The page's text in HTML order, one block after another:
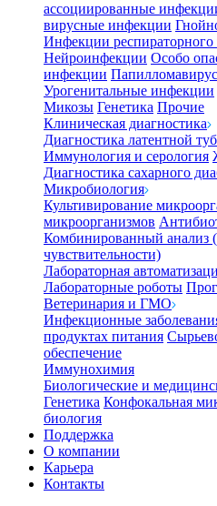
ассоциированные
вирусные инфекции
Инфекции респираторного
Нейроинфекции Особо
инфекции
Урогенитальные инфекции
Микозы Генетика Прочие
Клиническая диагностика
Диагностика латентной
Иммунология и серология
Диагностика сахарного
Микробиология
Культивирование
микроорганизмов
Комбинированный анализ
чувствительности)
Лабораторная
Лабораторные роботы
Ветеринария и ГМО
Инфекционные
продуктах питания
обеспечение
Иммунохимия
Биологические и
Генетика Конфокальная
биология
Поддержка
О компании
Карьера
Контакты